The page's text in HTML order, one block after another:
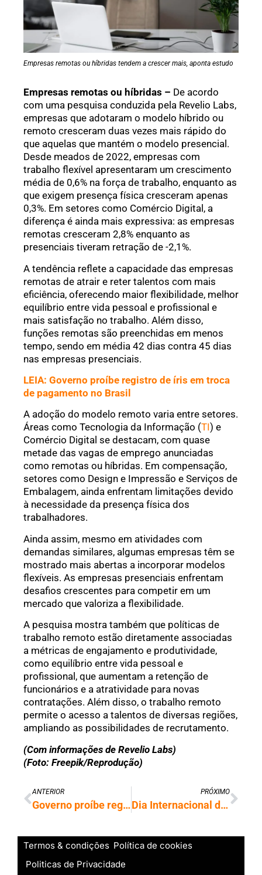
Empresas remotas ou híbridas tendem a crescer mais, aponta estudo
Empresas remotas ou híbridas – De acordo
com uma pesquisa conduzida pela Revelio Labs,
empresas que adotaram o modelo híbrido ou
remoto cresceram duas vezes mais rápido do
que aquelas que mantém o modelo presencial.
Desde meados de 2022, empresas com
trabalho flexível apresentaram um crescimento
média de 0,6% na força de trabalho, enquanto as
que exigem presença física cresceram apenas
0,3%. Em setores como Comércio Digital, a
diferença é ainda mais expressiva: as empresas
remotas cresceram 2,8% enquanto as
presenciais tiveram retração de -2,1%.
A tendência reflete a capacidade das empresas
remotas de atrair e reter talentos com mais
eficiência, oferecendo maior flexibilidade, melhor
equilíbrio entre vida pessoal e profissional e
mais satisfação no trabalho. Além disso,
funções remotas são preenchidas em menos
tempo, sendo em média 42 dias contra 45 dias
nas empresas presenciais.
LEIA: Governo proíbe registro de íris em troca
de pagamento no Brasil
A adoção do modelo remoto varia entre setores.
Áreas como Tecnologia da Informação (TI) e
Comércio Digital se destacam, com quase
metade das vagas de emprego anunciadas
como remotas ou híbridas. Em compensação,
setores como Design e Impressão e Serviços de
Embalagem, ainda enfrentam limitações devido
à necessidade da presença física dos
trabalhadores.
Ainda assim, mesmo em atividades com
demandas similares, algumas empresas têm se
mostrado mais abertas a incorporar modelos
flexíveis. As empresas presenciais enfrentam
desafios crescentes para competir em um
mercado que valoriza a flexibilidade.
A pesquisa mostra também que políticas de
trabalho remoto estão diretamente associadas
a métricas de engajamento e produtividade,
como equilíbrio entre vida pessoal e
profissional, que aumentam a retenção de
funcionários e a atratividade para novas
contratações. Além disso, o trabalho remoto
permite o acesso a talentos de diversas regiões,
ampliando as possibilidades de recrutamento.
(Com informações de Revelio Labs)
(Foto: Freepik/Reprodução)
ANTERIOR
Governo proíbe registro de íris em troca de pagamento no Brasil
PRÓXIMO
Dia Internacional da Proteção de Dados: veja dicas sobre como se proteger
Termos & condições Política de cookies
Politicas de Privacidade